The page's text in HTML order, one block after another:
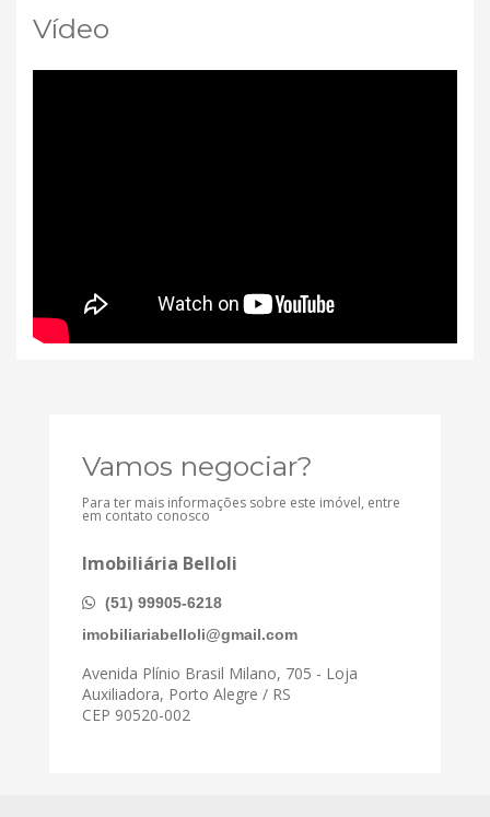
Vídeo
Vamos negociar?
Para ter mais informações sobre este imóvel, entre
em contato conosco
Imobiliária Belloli
(51) 99905-6218
imobiliariabelloli@gmail.com
Avenida Plínio Brasil Milano, 705 - Loja
Auxiliadora, Porto Alegre / RS
CEP 90520-002